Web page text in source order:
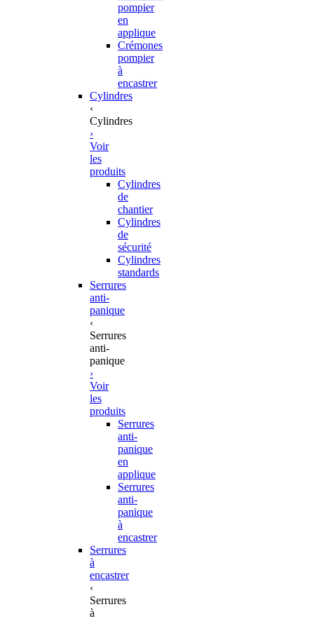
pompier
en
applique
Crémones
pompier
à
encastrer
Cylindres
‹
Cylindres
›
Voir
les
produits
Cylindres
de
chantier
Cylindres
de
sécurité
Cylindres
standards
Serrures
anti-
panique
‹
Serrures
anti-
panique
›
Voir
les
produits
Serrures
anti-
panique
en
applique
Serrures
anti-
panique
à
encastrer
Serrures
à
encastrer
‹
Serrures
à